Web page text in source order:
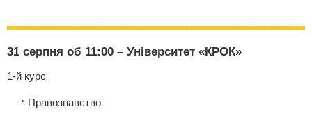
31 серпня об 11:00 – Університет «КРОК»
1-й курс
Правознавство